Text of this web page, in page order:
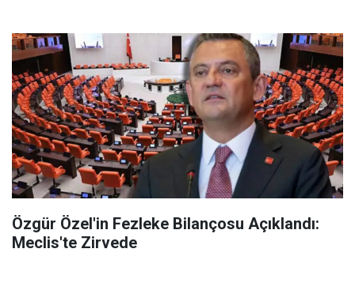
Özgür Özel'in Fezleke Bilançosu Açıklandı:
Meclis'te Zirvede